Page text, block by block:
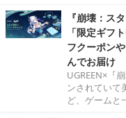
『崩壊：ス
「限定ギフ
フクーポン
んでお届け
UGREEN×『
ンされていて
ど、ゲームと